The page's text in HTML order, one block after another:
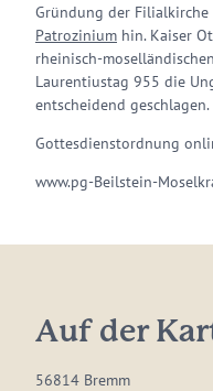
Gründung der Filialkirche
Patrozinium hin. Kaiser
rheinisch-
Laurentiustag 955 die
entscheidend geschlagen.
Gottesdienstordnung
www.pg-Beilstein-
Auf der
56814 Bremm